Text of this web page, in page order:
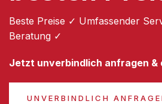
Beste Preise ✓ Umfassender
Beratung ✓
Jetzt unverbindlich anfragen &
UNVERBINDLICH